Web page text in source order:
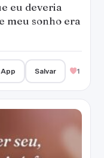
eu deveria
meu sonho era
Salvar 1